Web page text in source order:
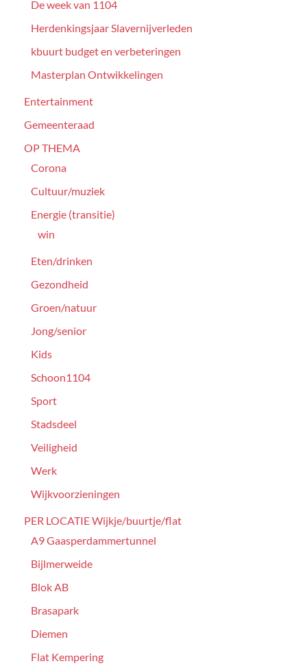
De week van 1104
Herdenkingsjaar Slavernijverleden
kbuurt budget en verbeteringen
Masterplan Ontwikkelingen
Entertainment
Gemeenteraad
OP THEMA
Corona
Cultuur/muziek
Energie (transitie)
win
Eten/drinken
Gezondheid
Groen/natuur
Jong/senior
Kids
Schoon1104
Sport
Stadsdeel
Veiligheid
Werk
Wijkvoorzieningen
PER LOCATIE Wijkje/buurtje/flat
A9 Gaasperdammertunnel
Bijlmerweide
Blok AB
Brasapark
Diemen
Flat Kempering